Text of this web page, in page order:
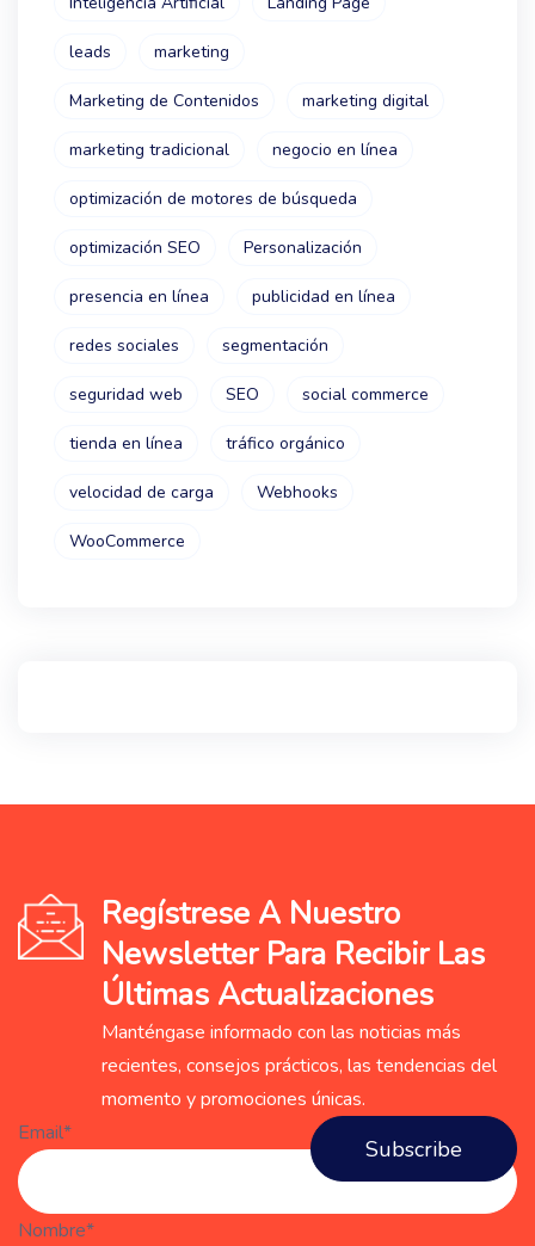
leads marketing
Marketing de Contenidos marketing digital
marketing tradicional negocio en línea
optimización de motores de búsqueda
optimización SEO Personalización
presencia en línea publicidad en línea
redes sociales segmentación
seguridad web SEO social commerce
tienda en línea tráfico orgánico
velocidad de carga Webhooks
WooCommerce
Regístrese A Nuestro
Newsletter Para Recibir Las
Últimas Actualizaciones
Manténgase informado con las noticias más
recientes, consejos prácticos, las tendencias del
momento y promociones únicas.
Email*
Nombre*